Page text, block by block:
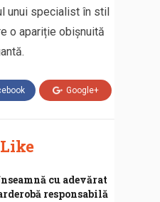
unui specialist în stil
o apariție obișnuită
Google+
cu adevărat
responsabilă